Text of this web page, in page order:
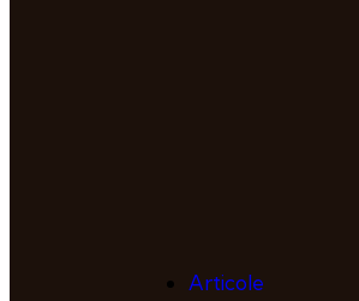
Articole